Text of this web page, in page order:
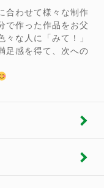
合わせて様々な制作
で作った作品をお父
な人に「みて！」
足感を得て、次への